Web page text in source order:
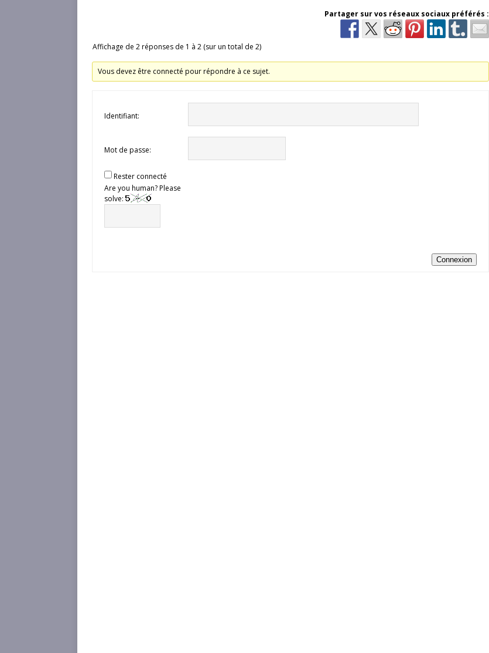
Partager sur vos réseaux sociaux préférés :
Affichage de 2 réponses de 1 à 2 (sur un total de 2)
Vous devez être connecté pour répondre à ce sujet.
Identifiant:
Mot de passe:
Rester connecté
Are you human? Please
solve:
Connexion